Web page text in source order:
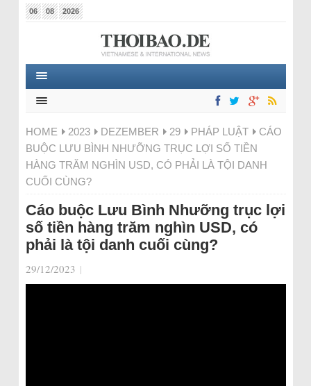
06 08 2026
HOME 2023 DEZEMBER 29 PHÁP LUẬT
CÁO
BUỘC LƯU BÌNH NHƯỠNG TRỤC LỢI SỐ TIỀN
HÀNG TRĂM NGHÌN USD, CÓ PHẢI LÀ TỘI DANH
CUỐI CÙNG?
Cáo buộc Lưu Bình Nhưỡng trục lợi
số tiền hàng trăm nghìn USD, có
phải là tội danh cuối cùng?
29/12/2023 |